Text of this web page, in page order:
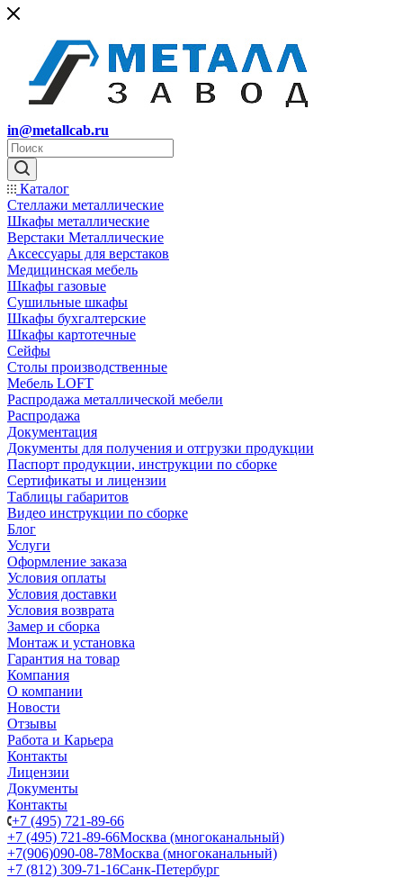
in@metallcab.ru
Каталог
Стеллажи металлические
Шкафы металлические
Верстаки Металлические
Аксессуары для верстаков
Медицинская мебель
Шкафы газовые
Сушильные шкафы
Шкафы бухгалтерские
Шкафы картотечные
Сейфы
Столы производственные
Мебель LOFT
Распродажа металлической мебели
Распродажа
Документация
Документы для получения и отгрузки продукции
Паспорт продукции, инструкции по сборке
Сертификаты и лицензии
Таблицы габаритов
Видео инструкции по сборке
Блог
Услуги
Оформление заказа
Условия оплаты
Условия доставки
Условия возврата
Замер и сборка
Монтаж и установка
Гарантия на товар
Компания
О компании
Новости
Отзывы
Работа и Карьера
Контакты
Лицензии
Документы
Контакты
+7 (495) 721-89-66
+7 (495) 721-89-66Москва (многоканальный)
+7(906)090-08-78Москва (многоканальный)
+7 (812) 309-71-16Санк-Петербург